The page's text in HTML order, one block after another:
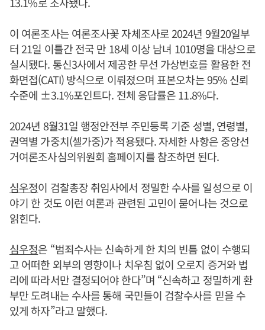
이 여론조사는 여론조사꽃 자체조사로 2024년 9월20일부
터 21일 이틀간 전국 만 18세 이상 남녀 1010명을 대상으로
실시됐다. 통신3사에서 제공한 무선 가상번호를 활용한 전
화면접(CATI) 방식으로 이뤄졌으며 표본오차는 95% 신뢰
수준에 ±3.1%포인트다. 전체 응답률은 11.8%다.
2024년 8월31일 행정안전부 주민등록 기준 성별, 연령별,
권역별 가중치(셀가중)가 적용됐다. 자세한 사항은 중앙선
거여론조사심의위원회 홈페이지를 참조하면 된다.
심우정이 검찰총장 취임사에서 정밀한 수사를 일성으로 이
야기 한 것도 이런 여론과 관련된 고민이 묻어나는 것으로
읽힌다.
심우정은 “범죄수사는 신속하게 한 치의 빈틈 없이 수행되
고 어떠한 외부의 영향이나 치우침 없이 오로지 증거와 법
리에 따라서만 결정되어야 한다”며 “신속하고 정밀하게 환
부만 도려내는 수사를 통해 국민들이 검찰수사를 믿을 수
있게 하자”라고 말했다.